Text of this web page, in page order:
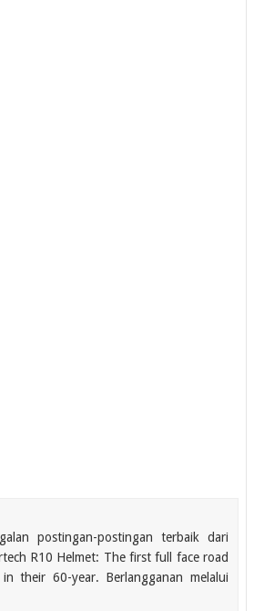
postingan-postingan terbaik dari
R10 Helmet: The first full face road
their 60-year. Berlangganan melalui